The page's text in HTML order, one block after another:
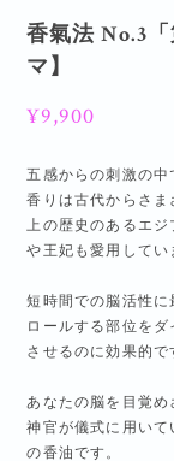
香氣法 No.3
マ】
¥9,900
五感からの刺激の中
香りは古代からさ
上の歴史のあるエ
や王妃も愛用してい
短時間での脳活性に
ロールする部位を
させるのに効果的で
あなたの脳を目覚
神官が儀式に用いて
の香油です。